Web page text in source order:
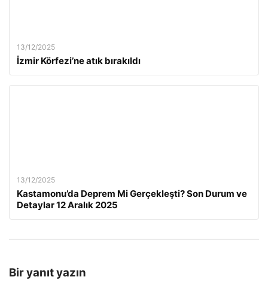
13/12/2025
İzmir Körfezi’ne atık bırakıldı
13/12/2025
Kastamonu’da Deprem Mi Gerçekleşti? Son Durum ve
Detaylar 12 Aralık 2025
Bir yanıt yazın